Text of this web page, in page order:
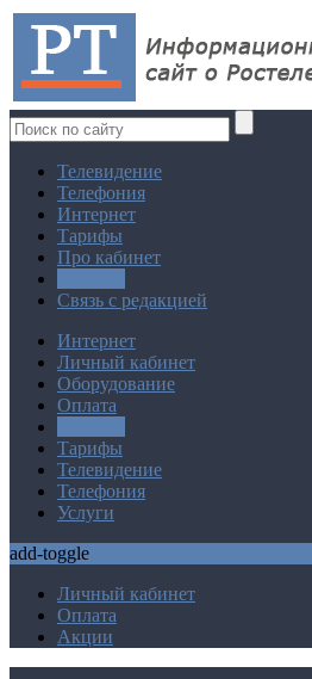
Телевидение
Телефония
Интернет
Тарифы
Про кабинет
Связь с редакцией
Интернет
Личный кабинет
Оборудование
Оплата
Тарифы
Телевидение
Телефония
Услуги
add-toggle
Личный кабинет
Оплата
Акции